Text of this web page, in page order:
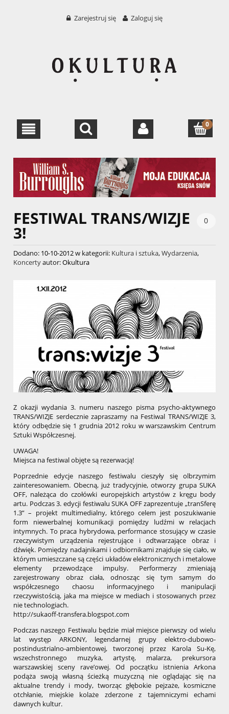
Zarejestruj się Zaloguj się
FESTIWAL TRANS/WIZJE
3!
0
Dodano: 10-10-2012w kategorii: Kultura i sztuka,Wydarzenia,
Koncertyautor:Okultura
Z okazji wydania 3. numeru naszego pisma psycho-aktywnego
TRANS/WIZJE serdecznie zapraszamy na Festiwal TRANS/WIZJE 3,
który odbędzie się 1 grudnia 2012 roku w warszawskim Centrum
Sztuki Współczesnej.
UWAGA!
Miejsca na festiwal objęte są rezerwacją!
Poprzednie edycje naszego festiwalu cieszyły się olbrzymim
zainteresowaniem. Obecną, już tradycyjnie, otworzy grupa SUKA
OFF, należąca do czołówki europejskich artystów z kręgu body
artu. Podczas 3. edycji festiwalu SUKA OFF zaprezentuje „tranSferę
1.3” – projekt multimedialny, którego celem jest poszukiwanie
form niewerbalnej komunikacji pomiędzy ludźmi w relacjach
intymnych. To praca hybrydowa, performance stosujący w czasie
rzeczywistym urządzenia rejestrujące i odtwarzające obraz i
dźwięk. Pomiędzy nadajnikami i odbiornikami znajduje się ciało, w
którym umieszczane są części układów elektronicznych i metalowe
elementy przewodzące impulsy. Performerzy zmieniają
zarejestrowany obraz ciała, odnosząc się tym samym do
współczesnego chaosu informacyjnego i manipulacji
rzeczywistością, jaka ma miejsce w mediach i stosowanych przez
nie technologiach.
http://sukaoff-transfera.blogspot.com
Podczas naszego Festiwalu będzie miał miejsce pierwszy od wielu
lat występ ARKONY, legendarnej grupy elektro-dubowo-
postindustrialno-ambientowej, tworzonej przez Karola Su-Kę,
wszechstronnego muzyka, artystę, malarza, prekursora
warszawskiej sceny rave’owej. Od początku istnienia Arkona
podąża swoją własną ścieżką muzyczną nie oglądając się na
aktualne trendy i mody, tworząc głębokie pejzaże, kosmiczne
otchłanie, miejskie kolaże zderzone z tajemniczymi echami
dawnych kultur.